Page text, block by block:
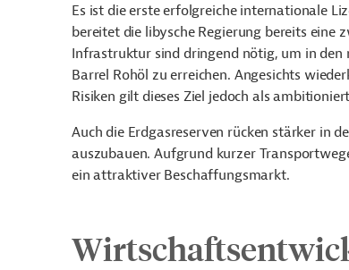
Es ist die erste erfolgreiche internationale
bereitet die libysche Regierung bereits eine
Infrastruktur sind dringend nötig, um in den
Barrel Rohöl zu erreichen. Angesichts
Risiken gilt dieses Ziel jedoch als
Auch die Erdgasreserven rücken stärker in
auszubauen. Aufgrund kurzer
ein attraktiver Beschaffungsmarkt.